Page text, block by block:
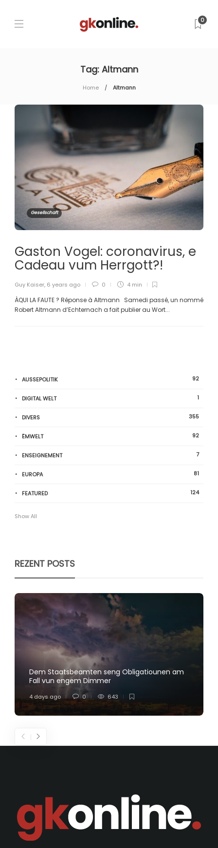
0
Tag: Altmann
Home Altmann
Gesellschaft
Gaston Vogel: coronavirus, e
Cadeau vum Herrgott?!
Guy Kaiser, 6 years ago 0 4 min
ÀQUI LA FAUTE ? Réponse à Altmann Samedi passé, un nommé
Robert Altmann d’Echternach a fait publier au Wort...
AUSSEPOLITIK 92
DIGITAL WELT 1
DIVERS 355
ËMWELT 92
ENSEIGNEMENT 7
EUROPA 81
FEATURED 124
Show All
REZENT POSTS
Dem Staatsbeamten seng Obligatiounen am
Fall vun engem Dimmer
4 days ago 0 643